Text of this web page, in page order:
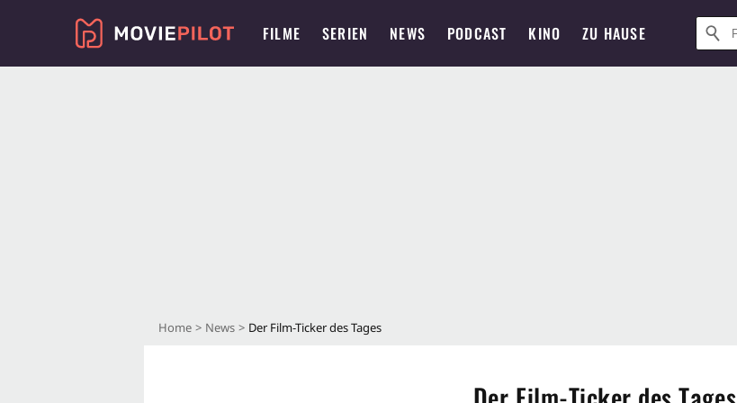
FILME SERIEN NEWS PODCAST KINO ZU HAUSE
Home News Der Film-Ticker des Tages